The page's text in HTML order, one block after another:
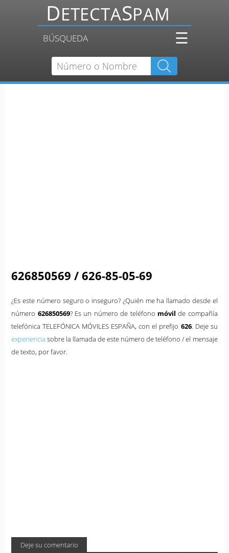
BÚSQUEDA ☰
626850569 / 626-85-05-69
¿Es este número seguro o inseguro? ¿Quién me ha llamado desde el
número 626850569? Es un número de teléfono móvil de compañía
telefónica TELEFÓNICA MÓVILES ESPAÑA, con el prefijo 626. Deje su
experiencia sobre la llamada de este número de teléfono / el mensaje
de texto, por favor.
Deje su comentario